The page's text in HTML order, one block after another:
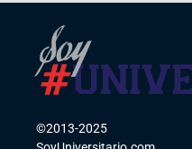
©2013-2025